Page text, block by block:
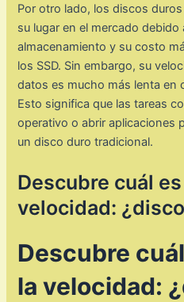
Por otro lado, los discos
su lugar en el mercado debido
almacenamiento y su costo
los SSD. Sin embargo, su
datos es mucho más lenta en
Esto significa que las tareas
operativo o abrir aplicaciones
un disco duro tradicional.
Descubre cuál
velocidad:
Descubre
la velocidad: